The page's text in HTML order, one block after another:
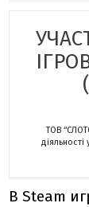
ТОВ
В Steam